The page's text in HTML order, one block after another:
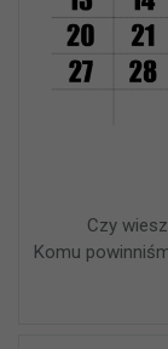
Czy
Komu